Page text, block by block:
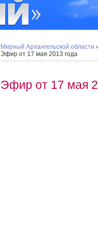
Мирный Архангельской области
Эфир от 17 мая 2013 года
Эфир от 17 мая